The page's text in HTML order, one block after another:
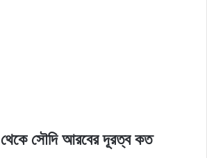
থেকে সৌদি আরবের দূরত্ব কত